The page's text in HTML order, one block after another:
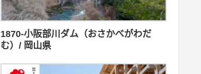
1870-小阪部川ダム（おさかべがわだ
む）/ 岡山県